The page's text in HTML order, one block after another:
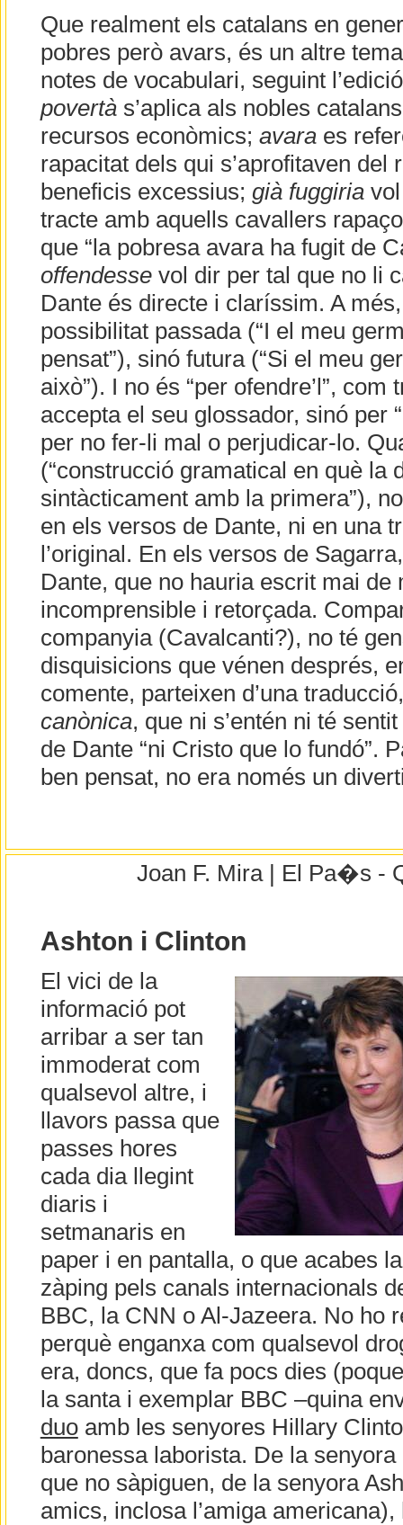
Que realment els catalans en
pobres però avars, és un altre
notes de vocabulari, seguint
povertàs’aplica als nobles
recursos econòmics; avaraes
rapacitat dels qui s’aprofitaven del
beneficis excessius; già fuggiriavol
tracte amb aquells cavallers
que “la pobresa avara ha fugit de
offendessevol dir per tal que no li
Dante és directe i claríssim. A
possibilitat passada (“I el meu
pensat”), sinó futura (“Si el meu
això”). I no és “per ofendre’l”,
accepta el seu glossador, sinó per
per no fer-li mal o perjudicar-lo.
(“construcció gramatical en què la
sintàcticament amb la primera”),
en els versos de Dante, ni en una
l’original. En els versos de
Dante, que no hauria escrit mai de
incomprensible i retorçada.
companyia (Cavalcanti?), no té
disquisicions que vénen després,
comente, parteixen d’una
canònica, que ni s’entén ni té
de Dante “ni Cristo que lo fundó”.
ben pensat, no era només un
Joan F. Mira | El Pa�s -
Ashton i Clinton
El vici de la
informació pot
arribar a ser tan
immoderat com
qualsevol altre, i
llavors passa que
passes hores
cada dia llegint
diaris i
setmanaris en
paper i en pantalla, o que acabes
zàping pels canals internacionals
BBC, la CNN o Al-Jazeera. No ho
perquè enganxa com qualsevol
era, doncs, que fa pocs dies
la santa i exemplar BBC –quina
duoamb les senyores Hillary
baronessa laborista. De la
que no sàpiguen, de la senyora
amics, inclosa l’amiga